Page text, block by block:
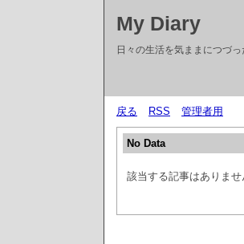
My Diary
日々の生活を気ままにつづっ
戻る RSS 管理者用
No Data
該当する記事はありませ